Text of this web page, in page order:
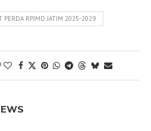
PERDA RPJMD JATIM 2025-2029